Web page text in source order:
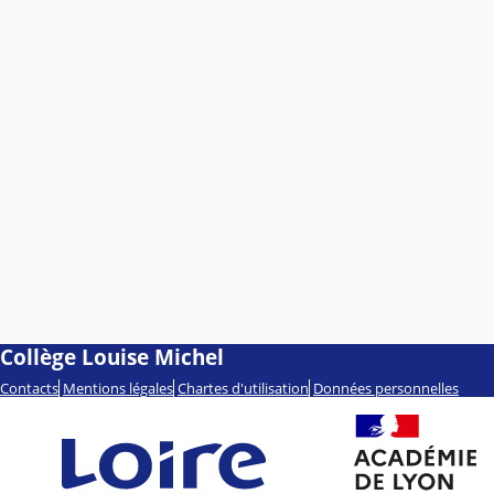
Collège Louise Michel
Contacts Mentions légales Chartes d'utilisation Données personnelles